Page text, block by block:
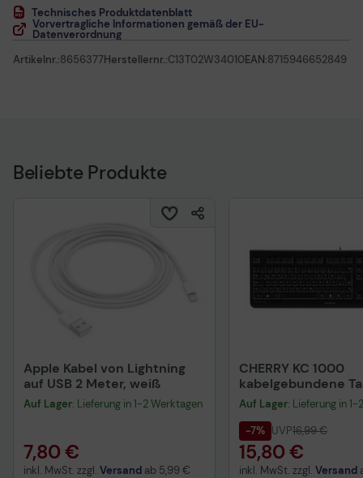
Technisches Produktdatenblatt
Vorvertragliche Informationen gemäß der EU-
Datenverordnung
Artikelnr.:8656377Herstellernr.:C13T02W34010EAN:8715946652849
Beliebte Produkte
Apple Kabel von Lightning
auf USB 2 Meter, weiß
Auf Lager: Lieferung in 1-2 Werktagen
7,80 €
inkl. MwSt. zzgl. Versand ab 5,99 €
CHERRY KC 1000
kabelgebundene
QWERTZ DE -
Auf Lager: Lieferung in
-7% UVP16,99 €
15,80 €
inkl. MwSt. zzgl. Versand